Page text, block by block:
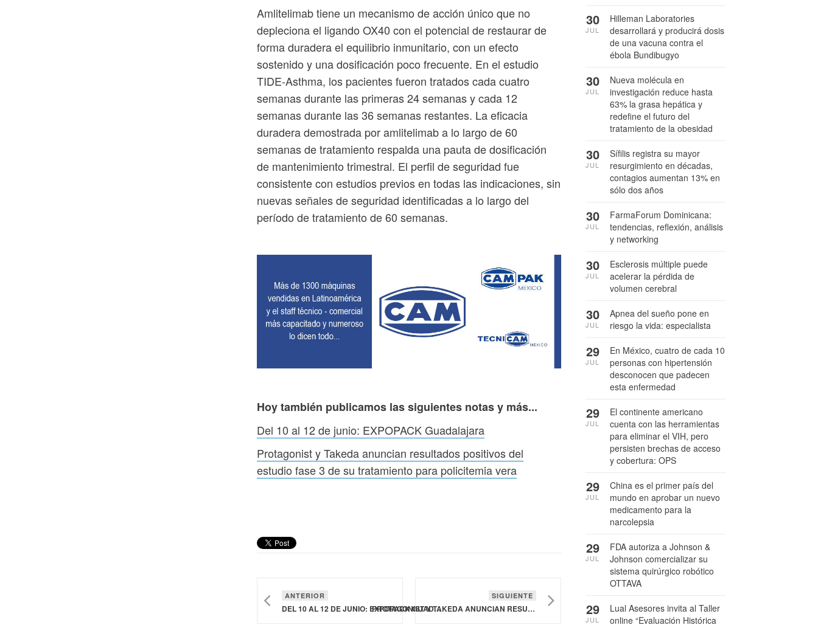
Amlitelimab tiene un mecanismo de acción único que no
depleciona el ligando OX40 con el potencial de restaurar de
forma duradera el equilibrio inmunitario, con un efecto
sostenido y una dosificación poco frecuente. En el estudio
TIDE-Asthma, los pacientes fueron tratados cada cuatro
semanas durante las primeras 24 semanas y cada 12
semanas durante las 36 semanas restantes. La eficacia
duradera demostrada por amlitelimab a lo largo de 60
semanas de tratamiento respalda una pauta de dosificación
de mantenimiento trimestral. El perfil de seguridad fue
consistente con estudios previos en todas las indicaciones, sin
nuevas señales de seguridad identificadas a lo largo del
período de tratamiento de 60 semanas.
Hoy también publicamos las siguientes notas y más...
Del 10 al 12 de junio: EXPOPACK Guadalajara
Protagonist y Takeda anuncian resultados positivos del
estudio fase 3 de su tratamiento para policitemia vera
ANTERIOR
DEL 10 AL 12 DE JUNIO: EXPOPACK GUADALAJARA
SIGUIENTE
PROTAGONIST Y TAKEDA ANUNCIAN RESULTADOS POSITIVOS DEL ESTUDIO FASE 3 DE SU TRATAMIENTO PARA POLICITEMIA VERA
Hilleman Laboratories
desarrollará y producirá dosis
de una vacuna contra el
ébola Bundibugyo
30
JUL
Nueva molécula en
investigación reduce hasta
63% la grasa hepática y
redefine el futuro del
tratamiento de la obesidad
30
JUL
Sífilis registra su mayor
resurgimiento en décadas,
contagios aumentan 13% en
sólo dos años
30
JUL
FarmaForum Dominicana:
tendencias, reflexión, análisis
y networking
30
JUL
Esclerosis múltiple puede
acelerar la pérdida de
volumen cerebral
30
JUL
Apnea del sueño pone en
riesgo la vida: especialista
30
JUL
En México, cuatro de cada 10
personas con hipertensión
desconocen que padecen
esta enfermedad
29
JUL
El continente americano
cuenta con las herramientas
para eliminar el VIH, pero
persisten brechas de acceso
y cobertura: OPS
29
JUL
China es el primer país del
mundo en aprobar un nuevo
medicamento para la
narcolepsia
29
JUL
FDA autoriza a Johnson &
Johnson comercializar su
sistema quirúrgico robótico
OTTAVA
29
JUL
Lual Asesores invita al Taller
online “Evaluación Histórica
29
JUL